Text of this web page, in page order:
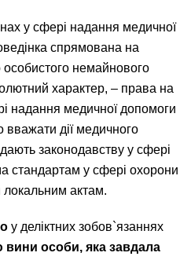
у сфері надання медичної
спрямована на
немайнового
характер, – права на
надання медичної допомоги
дії медичного
законодавству у сфері
стандартам у сфері охорони
актам.
у деліктних зобов`язаннях
вини особи, яка завдала